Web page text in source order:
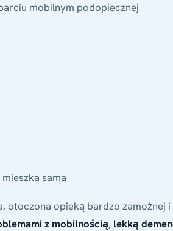
mobilnym podopiecznej
sama
otoczona opieką bardzo zamożnej i
z mobilnością, lekką